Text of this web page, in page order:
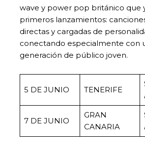
wave y power pop británico que
primeros lanzamientos:
directas y cargadas de
conectando especialmente con
generación de público joven.
5 DE JUNIO TENERIFE
7 DE JUNIO
GRAN
CANARIA